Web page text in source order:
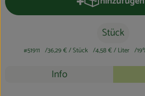
Produkt
Stück
#51911 36,29 €/ Stück 4,58 €/ Liter
Rezepte
Info